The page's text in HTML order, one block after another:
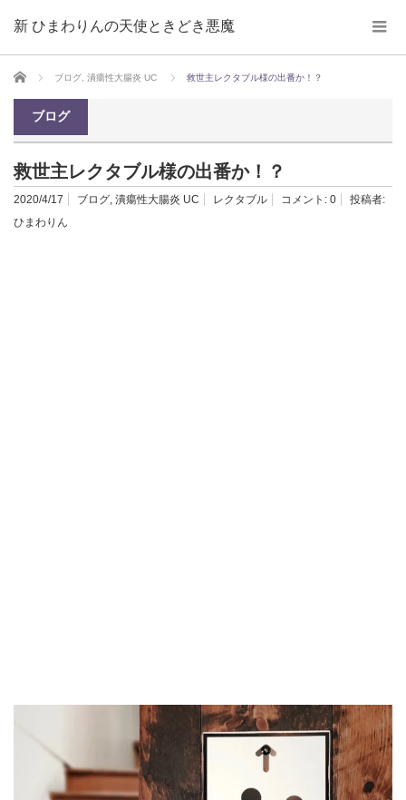
新 ひまわりんの天使ときどき悪魔
ホーム ブログ 潰瘍性大腸炎 UC 救世主レクタブル様の出番か！？
ブログ
救世主レクタブル様の出番か！？
2020/4/17 ブログ, 潰瘍性大腸炎 UC レクタブル コメント: 0
投稿者:
ひまわりん